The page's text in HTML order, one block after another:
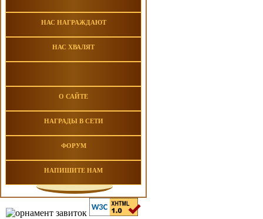
НАС НАГРАЖДАЮТ
НАС ХВАЛЯТ
О САЙТЕ
НАГРАДЫ В СЕТИ
ФОРУМ
НАПИШИТЕ НАМ